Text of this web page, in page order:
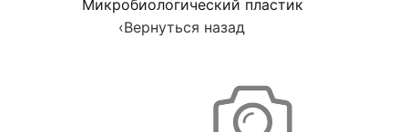
Микробиологический пластик
‹Вернуться назад